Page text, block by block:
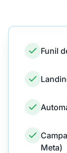
Funil
Meta)